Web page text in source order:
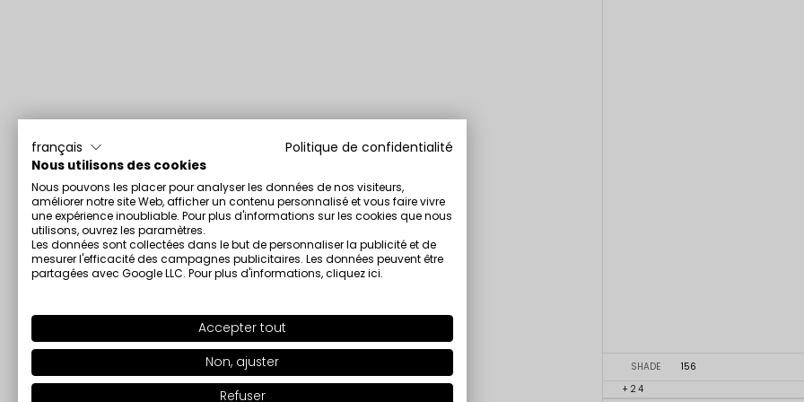
SHADE
156
+24
français
Politique de confidentialité
Nous utilisons des cookies
Nous pouvons les placer pour analyser les données de nos visiteurs,
améliorer notre site Web, afficher un contenu personnalisé et vous faire vivre
une expérience inoubliable. Pour plus d'informations sur les cookies que nous
utilisons, ouvrez les paramètres.
Les données sont collectées dans le but de personnaliser la publicité et de
mesurer l'efficacité des campagnes publicitaires. Les données peuvent être
partagées avec Google LLC. Pour plus d'informations,cliquez ici.
Accepter tout
Non, ajuster
Refuser